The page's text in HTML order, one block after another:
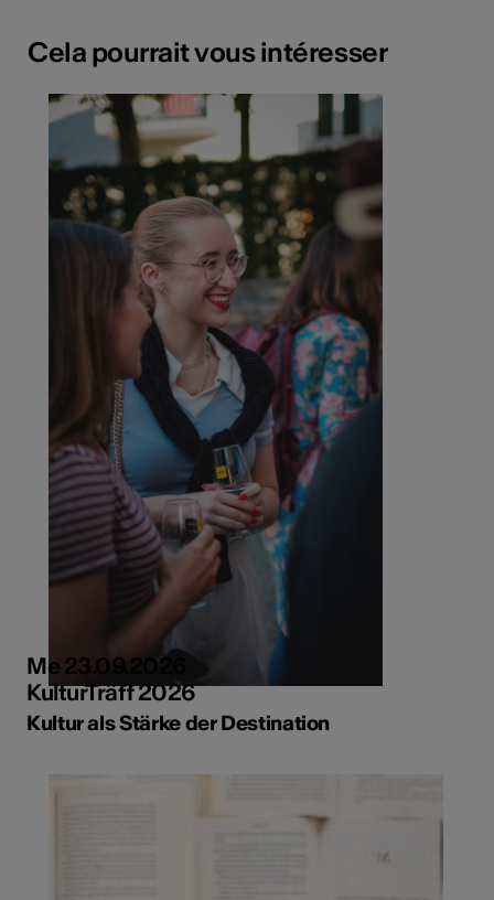
Cela pourrait vous intéresser
Me 23.09.2026
KulturTräff 2026
Kultur als Stärke der Destination